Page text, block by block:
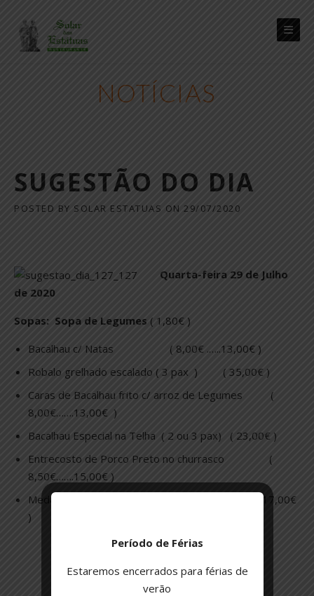
content
NOTÍCIAS
SUGESTÃO DO DIA
POSTED BY SOLAR ESTATUAS ON 29/07/2020
Quarta-feira 29 de Julho
de 2020
Sopas: Sopa de Legumes ( 1,80€ )
Bacalhau c/ Natas ( 8,00€ .…..13,00€ )
Robalo grelhado escalado ( 3 pax ) ( 35,00€ )
Caras de Bacalhau frito c/ arroz de Legumes (
8,00€…….13,00€ )
Bacalhau Especial na Telha ( 2 ou 3 pax) ( 23,00€ )
Entrecosto de Porco Preto no churrasco (
8,50€…….15,00€ )
Medalhões de Vitela no Churrasco ( 10,00€ …… 17,00€
)
Período de Férias
Estaremos encerrados para férias de
verão